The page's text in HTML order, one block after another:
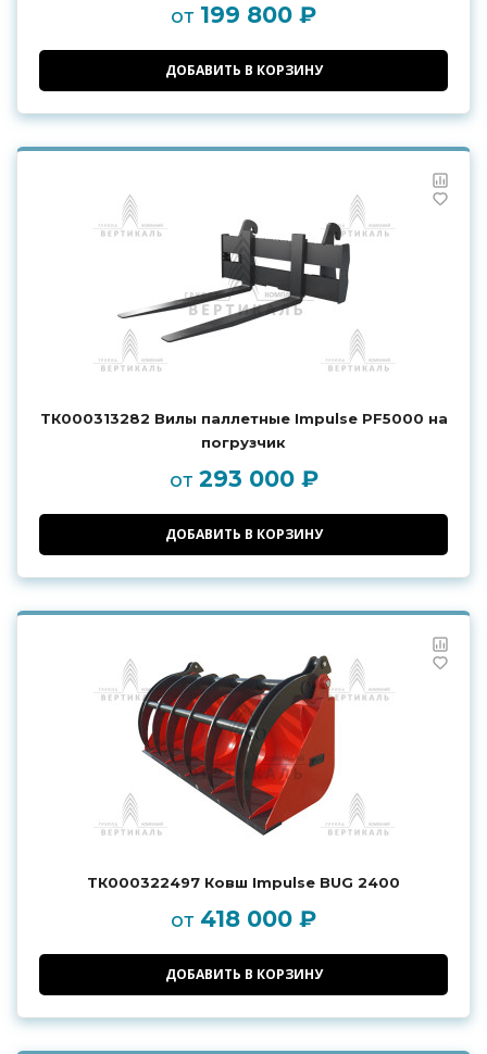
от 199 800 ₽
ДОБАВИТЬ В КОРЗИНУ
ТК000313282 Вилы паллетные Impulse PF5000 на
погрузчик
от 293 000 ₽
ДОБАВИТЬ В КОРЗИНУ
ТК000322497 Ковш Impulse BUG 2400
от 418 000 ₽
ДОБАВИТЬ В КОРЗИНУ